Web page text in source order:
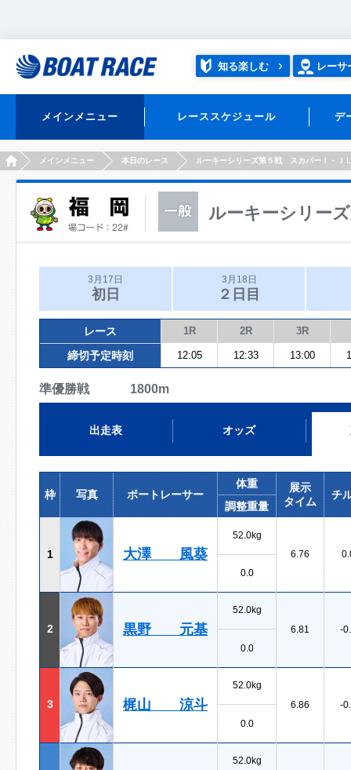
知る楽しむ レーサ
メインメニュー レーススケジュール デ
HOMEメインメニュー 本日のレース ルーキーシリーズ第５戦 スカパー！・Ｊ
ルーキーシリー
3月17日
初日
3月18日
２日目
レース 1R 2R 3R
締切予定時刻 12:05 12:33 13:00
準優勝戦 1800m
出走表 オッズ
枠 写真 ボートレーサー
体重
展示
タイム
チ
調整重量
1 大澤 風葵
52.0kg
6.76
0.0
2 黒野 元基
52.0kg
6.81
-
0.0
3 梶山 涼斗
52.0kg
6.86
-
0.0
52.0kg